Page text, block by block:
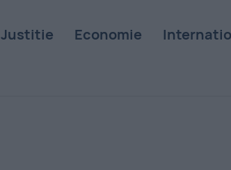
Justitie Economie